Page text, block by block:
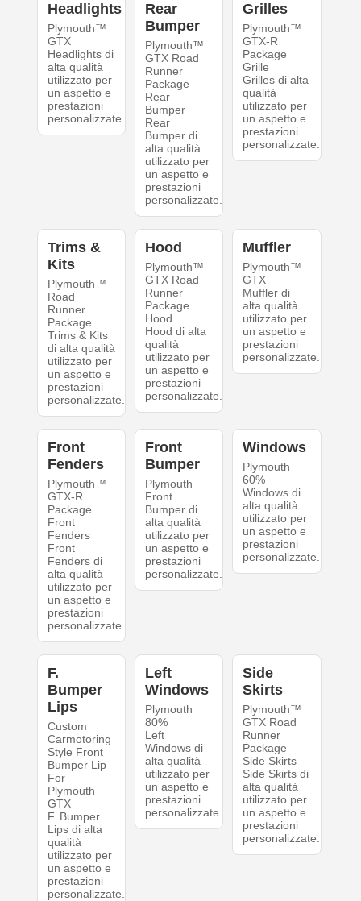
Headlights
Plymouth™
GTX
Headlights di
alta qualità
utilizzato per
un aspetto e
prestazioni
personalizzate.
Rear
Bumper
Plymouth™
GTX Road
Runner
Package
Rear
Bumper
Rear
Bumper di
alta qualità
utilizzato per
un aspetto e
prestazioni
personalizzate.
Grilles
Plymouth™
GTX-R
Package
Grille
Grilles di alta
qualità
utilizzato per
un aspetto e
prestazioni
personalizzate.
Trims &
Kits
Plymouth™
Road
Runner
Package
Trims & Kits
di alta qualità
utilizzato per
un aspetto e
prestazioni
personalizzate.
Hood
Plymouth™
GTX Road
Runner
Package
Hood
Hood di alta
qualità
utilizzato per
un aspetto e
prestazioni
personalizzate.
Muffler
Plymouth™
GTX
Muffler di
alta qualità
utilizzato per
un aspetto e
prestazioni
personalizzate.
Front
Fenders
Plymouth™
GTX-R
Package
Front
Fenders
Front
Fenders di
alta qualità
utilizzato per
un aspetto e
prestazioni
personalizzate.
Front
Bumper
Plymouth
Front
Bumper di
alta qualità
utilizzato per
un aspetto e
prestazioni
personalizzate.
Windows
Plymouth
60%
Windows di
alta qualità
utilizzato per
un aspetto e
prestazioni
personalizzate.
F.
Bumper
Lips
Custom
Carmotoring
Style Front
Bumper Lip
For
Plymouth
GTX
F. Bumper
Lips di alta
qualità
utilizzato per
un aspetto e
prestazioni
personalizzate.
Left
Windows
Plymouth
80%
Left
Windows di
alta qualità
utilizzato per
un aspetto e
prestazioni
personalizzate.
Side
Skirts
Plymouth™
GTX Road
Runner
Package
Side Skirts
Side Skirts di
alta qualità
utilizzato per
un aspetto e
prestazioni
personalizzate.